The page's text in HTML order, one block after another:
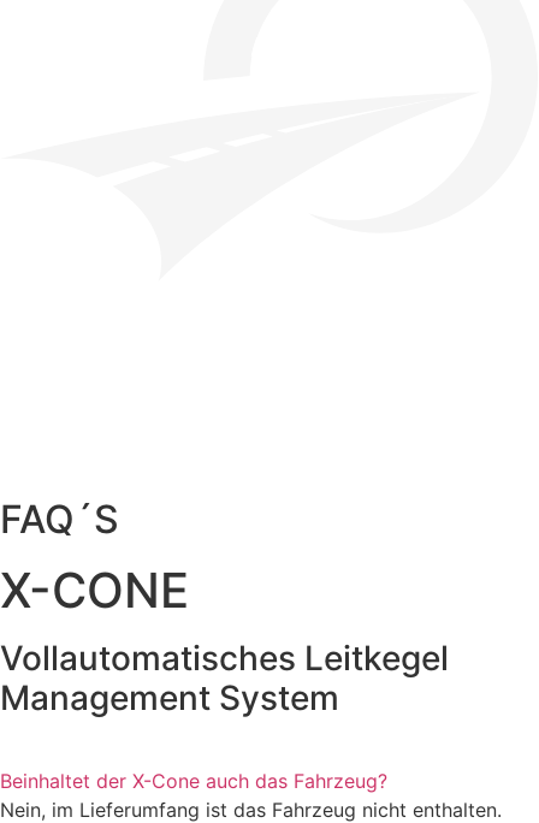
FAQ´S
X-CONE
Vollautomatisches Leitkegel
Management System
Beinhaltet der X-Cone auch das Fahrzeug?
Nein, im Lieferumfang ist das Fahrzeug nicht enthalten.